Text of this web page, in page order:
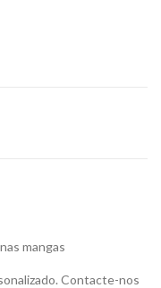
mangas
Contacte-nos